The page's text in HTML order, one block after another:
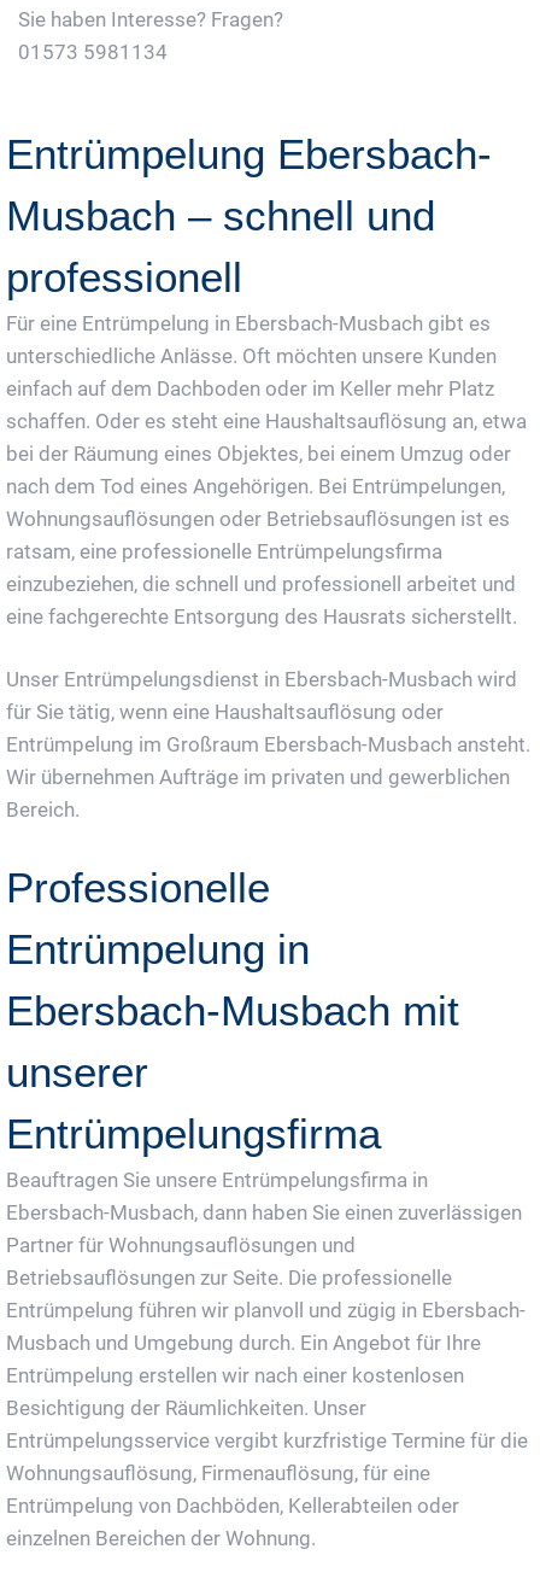
Sie haben Interesse? Fragen?
01573 5981134
Entrümpelung Ebersbach-
Musbach – schnell und
professionell
Für eine Entrümpelung in Ebersbach-Musbach gibt es
unterschiedliche Anlässe. Oft möchten unsere Kunden
einfach auf dem Dachboden oder im Keller mehr Platz
schaffen. Oder es steht eine Haushaltsauflösung an, etwa
bei der Räumung eines Objektes, bei einem Umzug oder
nach dem Tod eines Angehörigen. Bei Entrümpelungen,
Wohnungsauflösungen oder Betriebsauflösungen ist es
ratsam, eine professionelle Entrümpelungsfirma
einzubeziehen, die schnell und professionell arbeitet und
eine fachgerechte Entsorgung des Hausrats sicherstellt.
Unser Entrümpelungsdienst in Ebersbach-Musbach wird
für Sie tätig, wenn eine Haushaltsauflösung oder
Entrümpelung im Großraum Ebersbach-Musbach ansteht.
Wir übernehmen Aufträge im privaten und gewerblichen
Bereich.
Professionelle
Entrümpelung in
Ebersbach-Musbach mit
unserer
Entrümpelungsfirma
Beauftragen Sie unsere Entrümpelungsfirma in
Ebersbach-Musbach, dann haben Sie einen zuverlässigen
Partner für Wohnungsauflösungen und
Betriebsauflösungen zur Seite. Die professionelle
Entrümpelung führen wir planvoll und zügig in Ebersbach-
Musbach und Umgebung durch. Ein Angebot für Ihre
Entrümpelung erstellen wir nach einer kostenlosen
Besichtigung der Räumlichkeiten. Unser
Entrümpelungsservice vergibt kurzfristige Termine für die
Wohnungsauflösung, Firmenauflösung, für eine
Entrümpelung von Dachböden, Kellerabteilen oder
einzelnen Bereichen der Wohnung.